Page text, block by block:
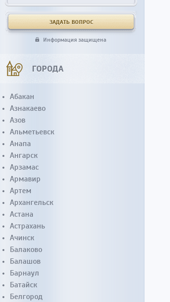
Информация защищена
ГОРОДА
Абакан
Азнакаево
Азов
Альметьевск
Анапа
Ангарск
Арзамас
Армавир
Артем
Архангельск
Астана
Астрахань
Ачинск
Балаково
Балашов
Барнаул
Батайск
Белгород